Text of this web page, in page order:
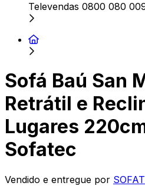
Televendas 0800 080
Sofá Baú San
Retrátil e
Lugares
Sofatec
Vendido e entregue por